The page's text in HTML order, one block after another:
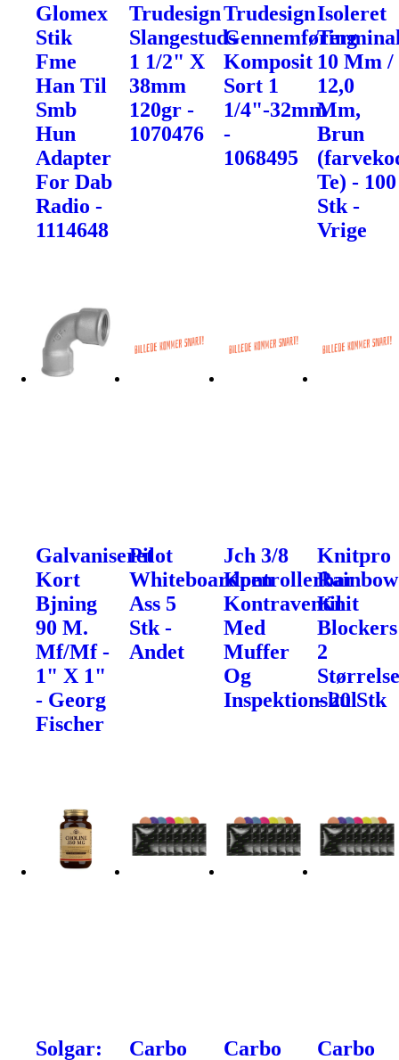
Glomex
Stik
Fme
Han Til
Smb
Hun
Adapter
For Dab
Radio -
1114648
Trudesign
Slangestuds
1 1/2" X
38mm
120gr -
1070476
Trudesign
Gennemføring
Komposit
Sort 1
1/4"-32mm
-
1068495
Isoleret
10 Mm /
12,0
Mm,
Brun
Te) - 100
Stk -
Vrige
Galvaniseret
Kort
Bjning
90 M.
Mf/Mf -
1" X 1"
- Georg
Fischer
Pilot
Whiteboardpen
Ass 5
Stk -
Andet
Jch 3/8
Kontrollerbar
Kontraventil
Med
Muffer
Og
Inspektionshul
Knitpro
Rainbow
Knit
Blockers
2
- 20 Stk
Solgar: Carbo Carbo Carbo